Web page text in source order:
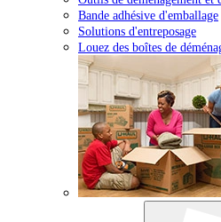
Bande adhésive d'emballage
Solutions d'entreposage
Louez des boîtes de